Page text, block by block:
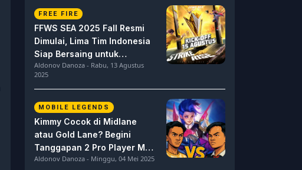
FREE FIRE
FFWS SEA 2025 Fall Resmi
Dimulai, Lima Tim Indonesia
Siap Bersaing untuk
Dominasi
Aldonov Danoza - Rabu, 13 Agustus
2025
MOBILE LEGENDS
Kimmy Cocok di Midlane
atau Gold Lane? Begini
Tanggapan 2 Pro Player MPL
ID S15 ini
Aldonov Danoza - Minggu, 04 Mei 2025